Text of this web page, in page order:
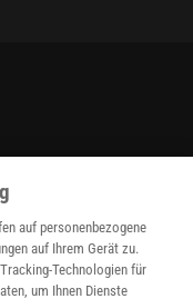
auf personenbezogene
auf Ihrem Gerät zu.
Technologien für
um Ihnen Dienste